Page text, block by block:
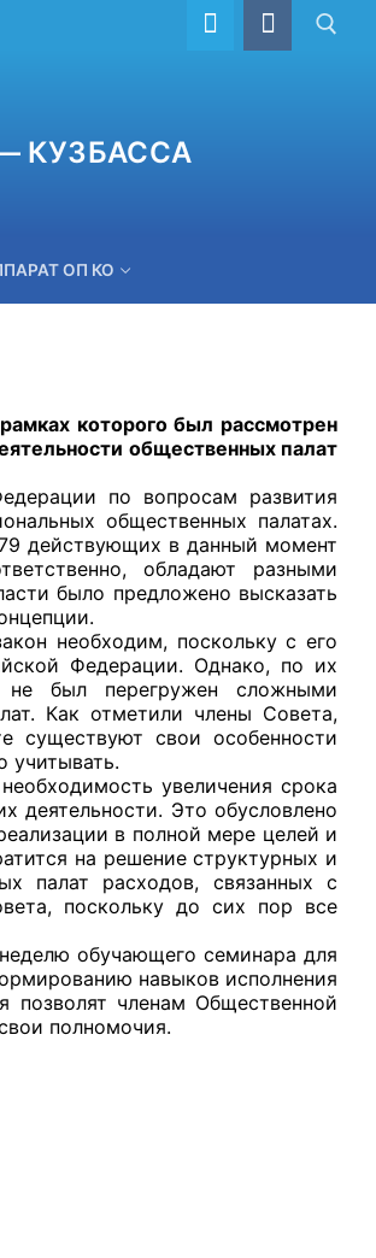
КУЗБАССА
ОП КО
которого был рассмотрен
общественных палат
по вопросам развития
общественных палатах.
действующих в данный момент
обладают разными
было предложено высказать
необходим, поскольку с его
Федерации. Однако, по их
не был перегружен сложными
Как отметили члены Совета,
существуют свои особенности
учитывать.
увеличения срока
деятельности. Это обусловлено
в полной мере целей и
на решение структурных и
палат расходов, связанных с
поскольку до сих пор все
обучающего семинара для
навыков исполнения
членам Общественной
полномочия.